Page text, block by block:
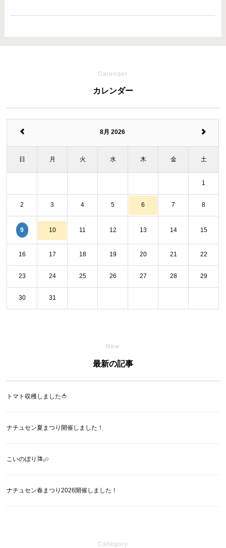
Calender
カレンダー
8月 2026
日 月 火 水 木 金 土
1
2 3 4 5 6 7 8
9 10 11 12 13 14 15
16 17 18 19 20 21 22
23 24 25 26 27 28 29
30 31
New
最新の記事
トマト収穫しました🍅
ナチュセン夏まつり開催しました！
こいのぼり🎏‪𓂂𓏸
ナチュセン春まつり2026開催しました！
Category